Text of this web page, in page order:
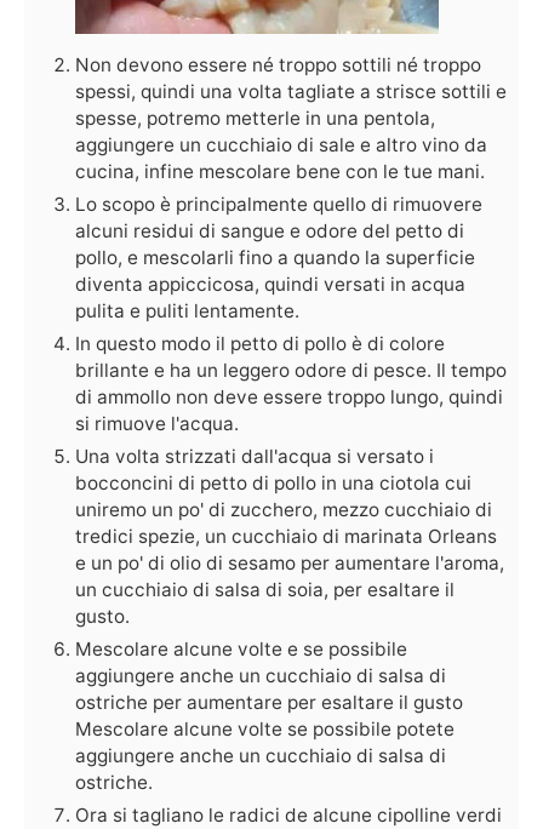
Non devono essere né troppo sottili né troppo
spessi, quindi una volta tagliate a strisce sottili e
spesse, potremo metterle in una pentola,
aggiungere un cucchiaio di sale e altro vino da
cucina, infine mescolare bene con le tue mani.
Lo scopo è principalmente quello di rimuovere
alcuni residui di sangue e odore del petto di
pollo, e mescolarli fino a quando la superficie
diventa appiccicosa, quindi versati in acqua
pulita e puliti lentamente.
In questo modo il petto di pollo è di colore
brillante e ha un leggero odore di pesce. Il tempo
di ammollo non deve essere troppo lungo, quindi
si rimuove l'acqua.
Una volta strizzati dall'acqua si versato i
bocconcini di petto di pollo in una ciotola cui
uniremo un po' di zucchero, mezzo cucchiaio di
tredici spezie, un cucchiaio di marinata Orleans
e un po' di olio di sesamo per aumentare l'aroma,
un cucchiaio di salsa di soia, per esaltare il
gusto.
Mescolare alcune volte e se possibile
aggiungere anche un cucchiaio di salsa di
ostriche per aumentare per esaltare il gusto
Mescolare alcune volte se possibile potete
aggiungere anche un cucchiaio di salsa di
ostriche.
Ora si tagliano le radici de alcune cipolline verdi